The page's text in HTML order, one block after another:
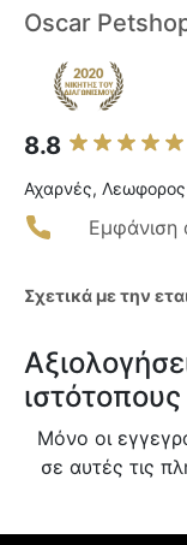
Oscar
8.8
Αχαρνές,
Εμφάνιση
Σχετικά με την
ιστότοπους
Μόνο οι
σε αυτές τις